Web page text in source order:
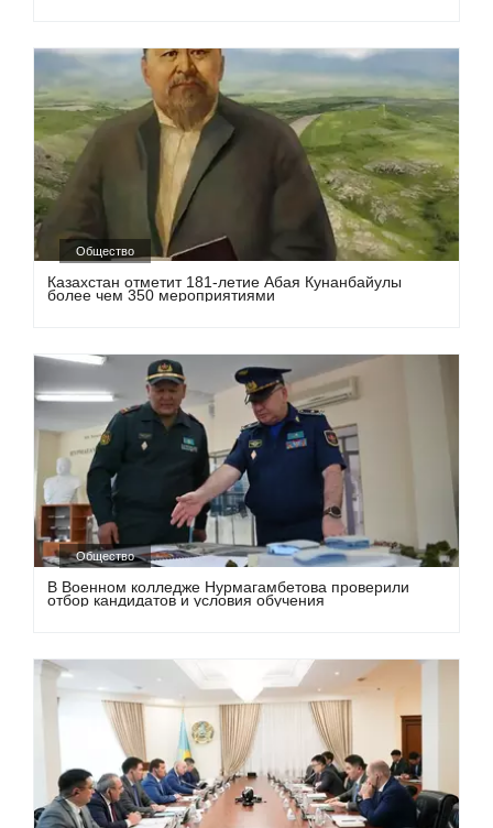
Общество
Казахстан отметит 181-летие Абая Кунанбайулы
более чем 350 мероприятиями
Общество
В Военном колледже Нурмагамбетова проверили
отбор кандидатов и условия обучения